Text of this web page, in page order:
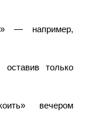
— например,
только
вечером